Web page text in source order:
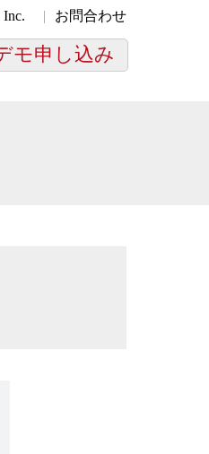
Inc. お問合わせ
モ申し込み